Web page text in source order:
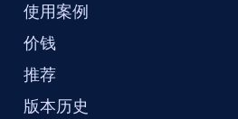
使用案例
价钱
推荐
版本历史